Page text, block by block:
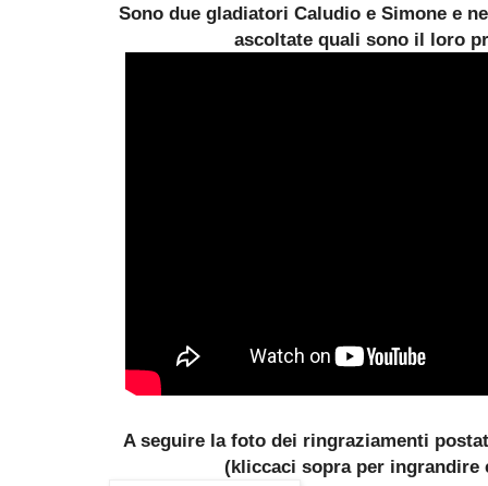
Sono due gladiatori Caludio e Simone e
ascoltate quali sono il loro
A seguire la foto dei ringraziamenti
(kliccaci sopra per ingrandire